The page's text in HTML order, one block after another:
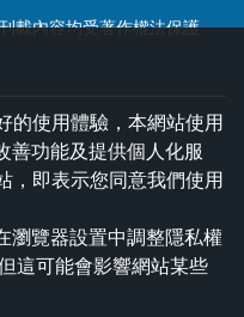
載內容均受著作權法保護
的使用體驗，本網站使用
善功能及提供個人化服
，即表示您同意我們使用
瀏覽器設置中調整隱私權
這可能會影響網站某些